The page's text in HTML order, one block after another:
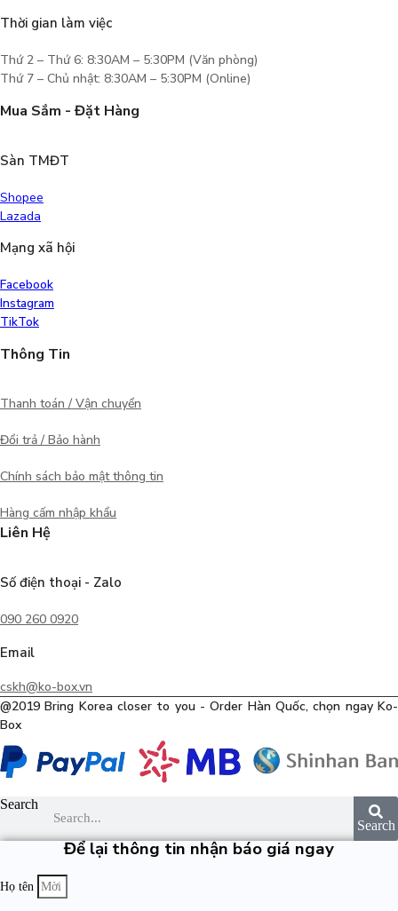
Thời gian làm việc
Thứ 2 – Thứ 6: 8:30AM – 5:30PM (Văn phòng)
Thứ 7 – Chủ nhật: 8:30AM – 5:30PM (Online)
Mua Sắm - Đặt Hàng
Sàn TMĐT
Shopee
Lazada
Mạng xã hội
Facebook
Instagram
TikTok
Thông Tin
Thanh toán / Vận chuyển
Đổi trả / Bảo hành
Chính sách bảo mật thông tin
Hàng cấm nhập khẩu
Liên Hệ
Số điện thoại - Zalo
090 260 0920
Email
cskh@ko-box.vn
@2019 Bring Korea closer to you - Order Hàn Quốc, chọn ngay Ko-
Box
Search
Search
Để lại thông tin nhận báo giá ngay
Họ tên